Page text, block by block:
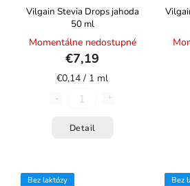
Vilgain Stevia Drops jahoda
50 ml
Momentálne nedostupné
€7,19
€0,14 / 1 ml
Detail
Bez laktózy Bez